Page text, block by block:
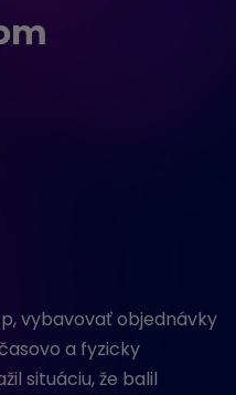
vybavovať objednávky
a fyzicky
situáciu, že balil